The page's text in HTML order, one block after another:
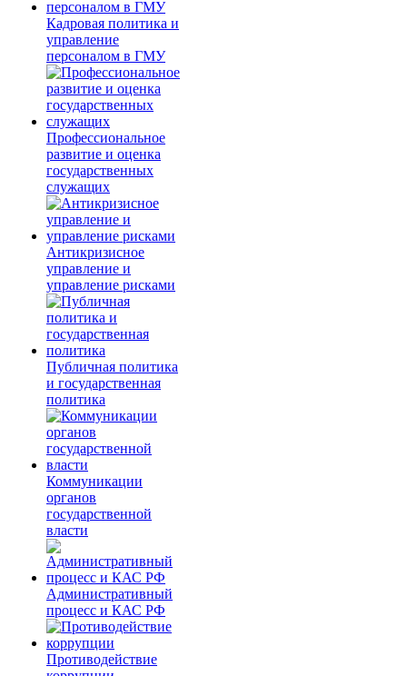
Кадровая политика и
управление
персоналом в ГМУ
Профессиональное
развитие и оценка
государственных
служащих
Антикризисное
управление и
управление рисками
Публичная политика
и государственная
политика
Коммуникации
органов
государственной
власти
Административный
процесс и КАС РФ
Противодействие